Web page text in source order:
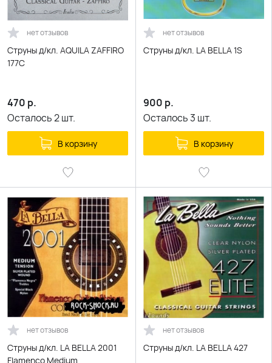
нет отзывов
Струны д/кл. AQUILA ZAFFIRO
177C
470 р.
Осталось2шт.
В корзину
нет отзывов
Струны д/кл. LA BELLA 1S
900 р.
Осталось3 шт.
В корзину
нет отзывов
Струны д/кл. LA BELLA 2001
Flamenco Medium
нет отзывов
Струны д/кл. LA BELLA 427